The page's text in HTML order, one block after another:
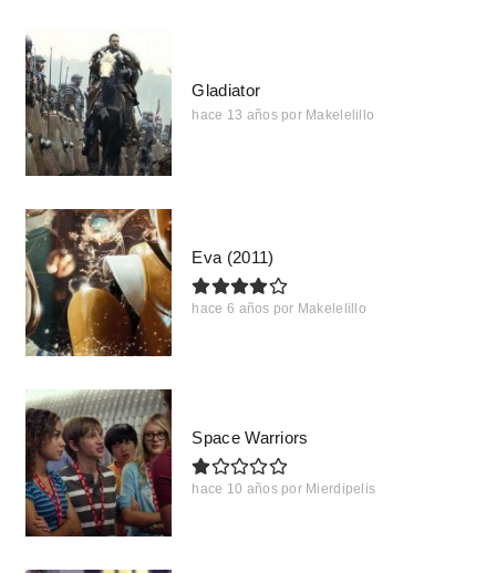
Gladiator
hace 13 años por Makelelillo
Eva (2011)
hace 6 años por Makelelillo
Space Warriors
hace 10 años por Mierdipelis